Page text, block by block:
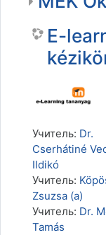
E-
Учитель: Dr.
Cserhátiné
Ildikó
Учитель:
Zsuzsa (a)
Учитель: Dr.
Tamás